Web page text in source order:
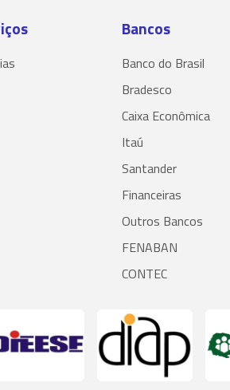
Bancos
Banco do Brasil
Bradesco
Caixa Econômica
Itaú
Santander
Financeiras
Outros Bancos
FENABAN
CONTEC